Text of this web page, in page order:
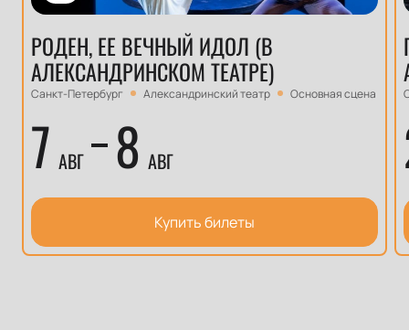
РОДЕН, ЕЕ ВЕЧНЫЙ ИДОЛ (В
АЛЕКСАНДРИНСКОМ ТЕАТРЕ)
Санкт-Петербург Александринский театр Основная сцена
7 АВГ 8 АВГ
Купить билеты